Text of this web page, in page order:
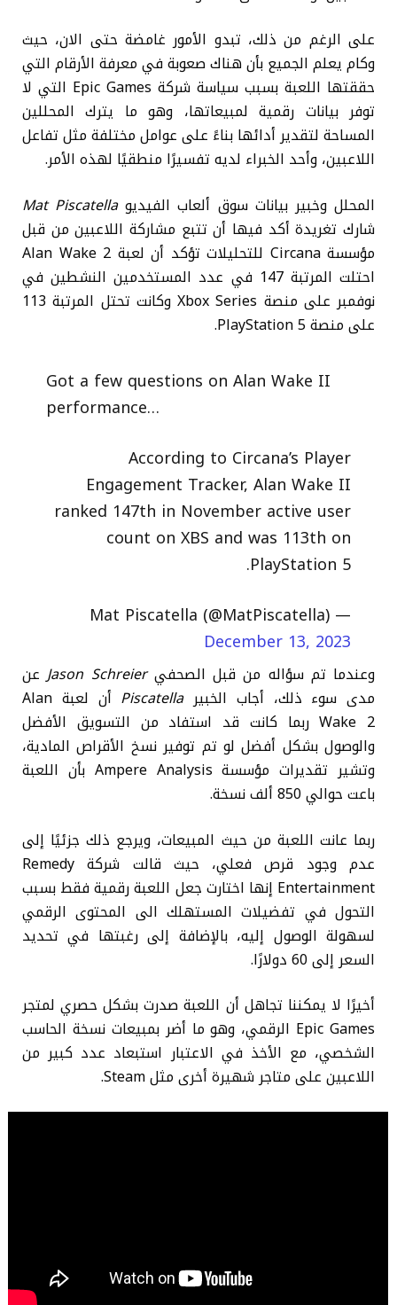
على الرغم من ذلك، تبدو الأمور غامضة حتى الان، حيث
وكام يعلم الجميع بأن هناك صعوبة في معرفة الأرقام التي
حققتها اللعبة بسبب سياسة شركة Epic Games التي لا
توفر بيانات رقمية لمبيعاتها، وهو ما يترك المحللين
المساحة لتقدير أدائها بناءً على عوامل مختلفة مثل تفاعل
اللاعبين، وأحد الخبراء لديه تفسيرًا منطقيًا لهذه الأمر.
المحلل وخبير بيانات سوق ألعاب الفيديوMat Piscatella
شارك تغريدة أكد فيها أن تتبع مشاركة اللاعبين من قبل
مؤسسة Circana للتحليلات تؤكد أن لعبة Alan Wake 2
احتلت المرتبة 147 في عدد المستخدمين النشطين في
نوفمبر على منصة Xbox Series وكانت تحتل المرتبة 113
على منصة PlayStation 5.
Got a few questions on Alan Wake II
performance…
According to Circana’s Player
Engagement Tracker, Alan Wake II
ranked 147th in November active user
count on XBS and was 113th on
PlayStation 5.
— Mat Piscatella (@MatPiscatella)
December 13, 2023
وعندما تم سؤاله من قبل الصحفيJason Schreierعن
مدى سوء ذلك، أجاب الخبيرPiscatella
أن لعبة Alan
Wake 2 ربما كانت قد استفاد من التسويق الأفضل
والوصول بشكل أفضل لو تم توفير نسخ الأقراص المادية،
وتشير تقديرات مؤسسة Ampere Analysis بأن اللعبة
باعت حوالي 850 ألف نسخة.
ربما عانت اللعبة من حيث المبيعات، ويرجع ذلك جزئيًا إلى
عدم وجود قرص فعلي، حيث قالت شركة Remedy
Entertainment إنها اختارت جعل اللعبة رقمية فقط بسبب
التحول في تفضيلات المستهلك الى المحتوى الرقمي
لسهولة الوصول إليه، بالإضافة إلى رغبتها في تحديد
السعر إلى 60 دولارًا.
أخيرًا لا يمكننا تجاهل أن اللعبة صدرت بشكل حصري لمتجر
Epic Games الرقمي، وهو ما أضر بمبيعات نسخة الحاسب
الشخصي، مع الأخذ في الاعتبار استبعاد عدد كبير من
اللاعبين على متاجر شهيرة أخرى مثل Steam.